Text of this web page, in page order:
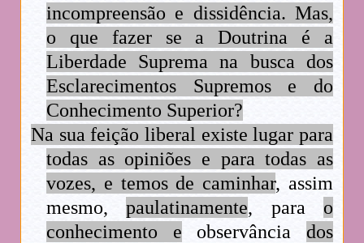
incompreensão e dissidência. Mas,
o que fazer se a Doutrina é a
Liberdade Suprema na busca dos
Esclarecimentos Supremos e do
Conhecimento Superior?
Na sua feição liberal existe lugar para
todas as opiniões e para todas as
vozes, e temos de caminhar, assim
mesmo,paulatinamente, para o
conhecimento e observância dos